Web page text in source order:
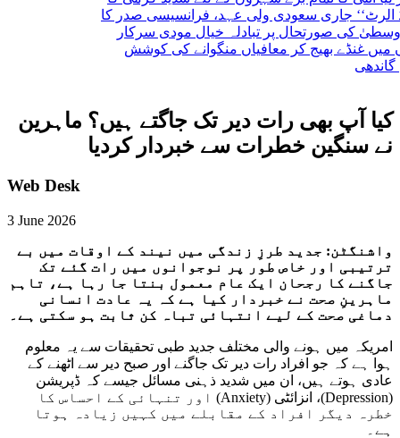
جاریسعودی ولی عہد، فرانسیسی صدر کا
صورتحال پر تبادلہ خیال
مودی سرکار
بھیج کر معافیاں منگوانے کی کوشش
کیا آپ بھی رات دیر تک جاگتے ہیں؟ ماہرین
نے سنگین خطرات سے خبردار کردیا
Web Desk
3 June 2026
واشنگٹن: جدید طرزِ زندگی میں نیند کے اوقات میں بے
ترتیبی اور خاص طور پر نوجوانوں میں رات گئے تک
جاگنے کا رجحان ایک عام معمول بنتا جا رہا ہے، تاہم
ماہرینِ صحت نے خبردار کیا ہے کہ یہ عادت انسانی
دماغی صحت کے لیے انتہائی تباہ کن ثابت ہو سکتی ہے۔
امریکہ میں ہونے والی مختلف جدید طبی تحقیقات سے یہ معلوم
ہوا ہے کہ جو افراد رات دیر تک جاگنے اور صبح دیر سے اٹھنے کے
عادی ہوتے ہیں، ان میں شدید ذہنی مسائل جیسے کہ ڈپریشن
(Depression)، انزائٹی (Anxiety) اور تنہائی کے احساس کا
خطرہ دیگر افراد کے مقابلے میں کہیں زیادہ ہوتا
ہے۔